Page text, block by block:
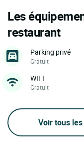
Les
restaurant
Parking privé
Gratuit
WIFI
Gratuit
Voir tous